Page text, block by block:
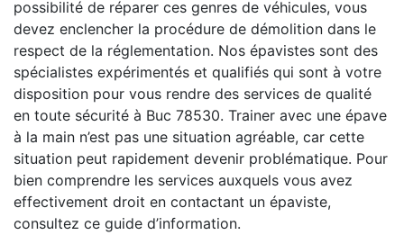
possibilité de réparer ces genres de véhicules, vous
devez enclencher la procédure de démolition dans le
respect de la réglementation. Nos épavistes sont des
spécialistes expérimentés et qualifiés qui sont à votre
disposition pour vous rendre des services de qualité
en toute sécurité à Buc 78530. Trainer avec une épave
à la main n’est pas une situation agréable, car cette
situation peut rapidement devenir problématique. Pour
bien comprendre les services auxquels vous avez
effectivement droit en contactant un épaviste,
consultez ce guide d’information.